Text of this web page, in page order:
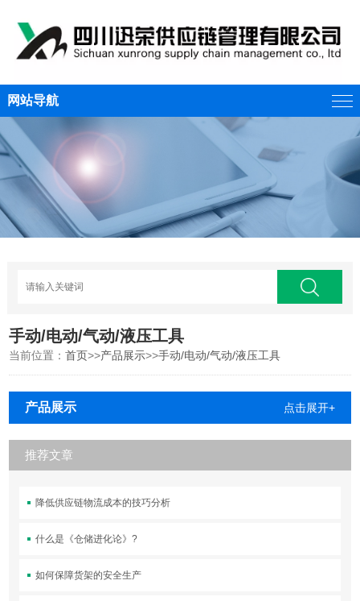
网站导航
手动/电动/气动/液压工具
当前位置：首页>>产品展示>>手动/电动/气动/液压工具
产品展示 点击展开+
推荐文章
降低供应链物流成本的技巧分析
什么是《仓储进化论》?
如何保障货架的安全生产